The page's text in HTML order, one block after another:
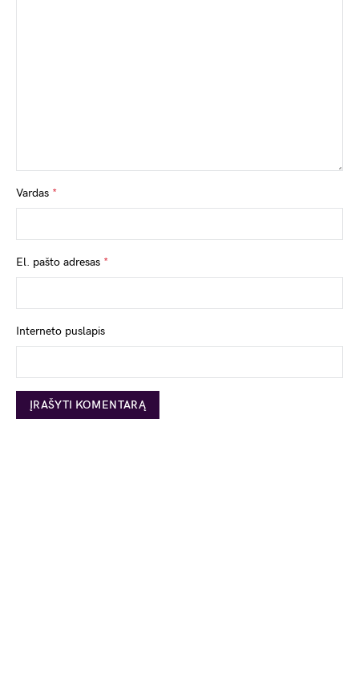
Vardas *
El. pašto adresas *
Interneto puslapis